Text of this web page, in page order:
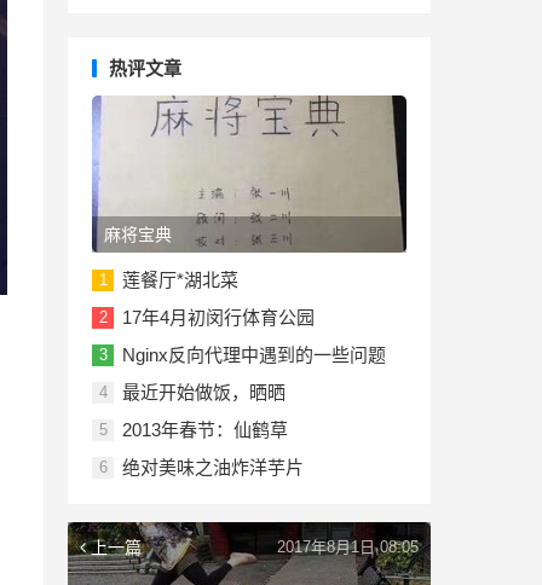
热评文章
麻将宝典
1 莲餐厅*湖北菜
2 17年4月初闵行体育公园
3 Nginx反向代理中遇到的一些问题
4 最近开始做饭，晒晒
5 2013年春节：仙鹤草
6 绝对美味之油炸洋芋片
上一篇 2017年8月1日 08:05